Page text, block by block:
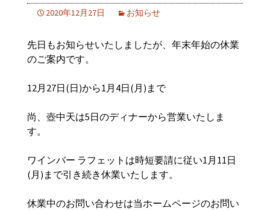
2020年12月27日 お知らせ
先日もお知らせいたしましたが、年末年始の休業
のご案内です。
12月27日(日)から1月4日(月)まで
尚、壺中天は5日のディナーから営業いたしま
す。
ワインバー ラフェットは時短要請に従い1月11日
(月)まで引き続き休業いたします。
休業中のお問い合わせは当ホームページのお問い